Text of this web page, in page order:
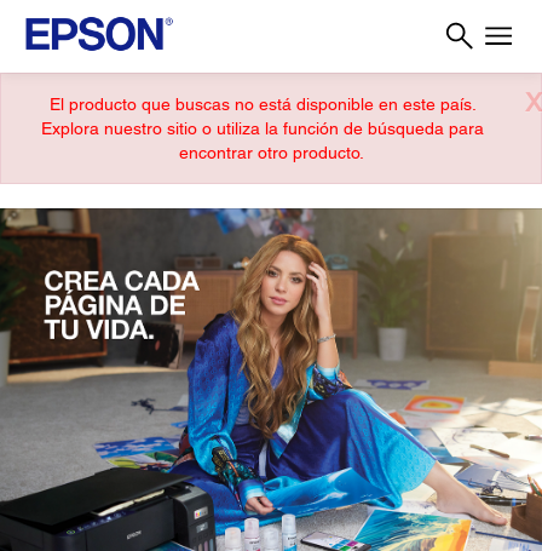
X
El producto que buscas no está disponible en este país.
Explora nuestro sitio o utiliza la función de búsqueda para
encontrar otro producto.